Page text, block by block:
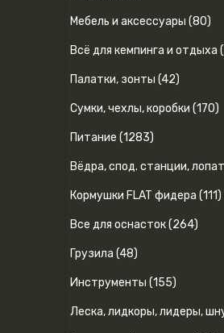
Мебель и аксессуары (80)
Всё для кемпинга и отдыха
Палатки, зонты (42)
Сумки, чехлы, коробки (170)
Питание (1283)
Вёдра, спод. станции,
Кормушки FLAT фидера (111)
Все для оснасток (264)
Грузила (48)
Инструменты (155)
Леска, лидкоры, лидеры,